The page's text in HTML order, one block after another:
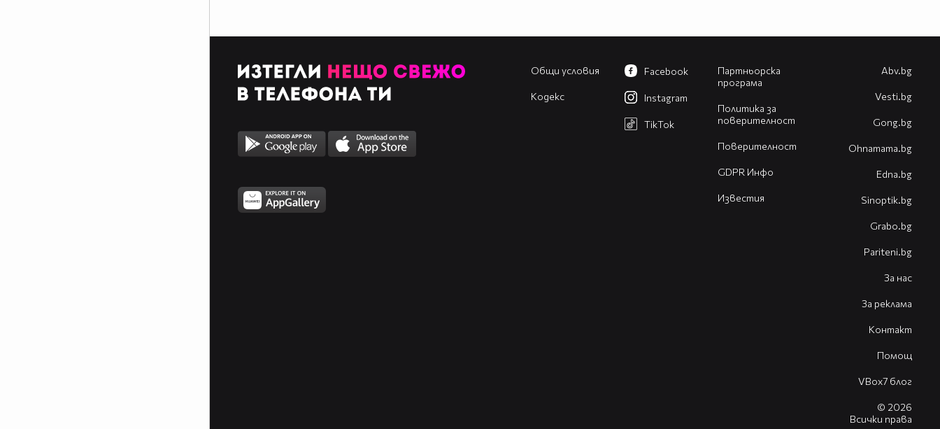
Общи условия
Кодекс
Партньорска
програма
Политика за
поверителност
Поверителност
GDPR Инфо
Известия
Facebook
Instagram
TikTok
Abv.bg
Vesti.bg
Gong.bg
Оhnamama.bg
Edna.bg
Sinoptik.bg
Grabo.bg
Pariteni.bg
За нас
За реклама
Контакт
Помощ
VBox7 блог
© 2026
Всички права